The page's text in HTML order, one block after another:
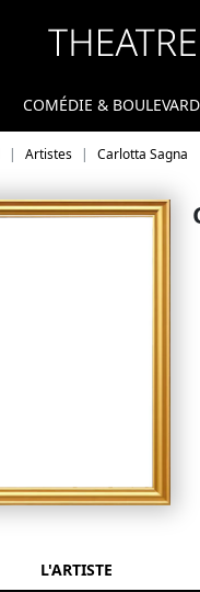
COMÉDIE & BOULEVARD
Artistes Carlotta Sagna
L'ARTISTE